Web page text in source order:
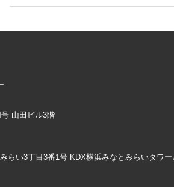
山田ビル3階
らい3丁目3番1号 KDX横浜みなとみらいタワー